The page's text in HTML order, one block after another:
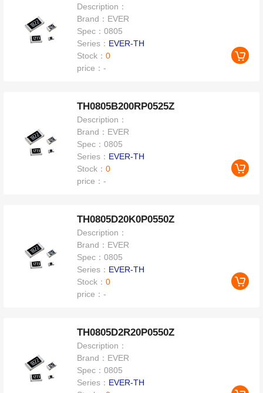
Description：
Brand： EVER
Spec：0805
Series： EVER-TH
Stock：0
price：-
TH0805B200RP0525Z
Description：
Brand： EVER
Spec：0805
Series： EVER-TH
Stock：0
price：-
TH0805D20K0P0550Z
Description：
Brand： EVER
Spec：0805
Series： EVER-TH
Stock：0
price：-
TH0805D2R20P0550Z
Description：
Brand： EVER
Spec：0805
Series： EVER-TH